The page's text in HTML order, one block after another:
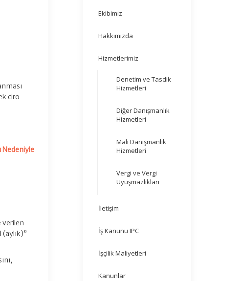
ciro
Nedeniyle
verilen
(aylık)”
Ekibimiz
Hakkımızda
Hizmetlerimiz
Denetim ve Tasdik
Hizmetleri
Diğer Danışmanlık
Hizmetleri
Mali Danışmanlık
Hizmetleri
Vergi ve Vergi
Uyuşmazlıkları
İletişim
İş Kanunu IPC
İşçilik Maliyetleri
Kanunlar